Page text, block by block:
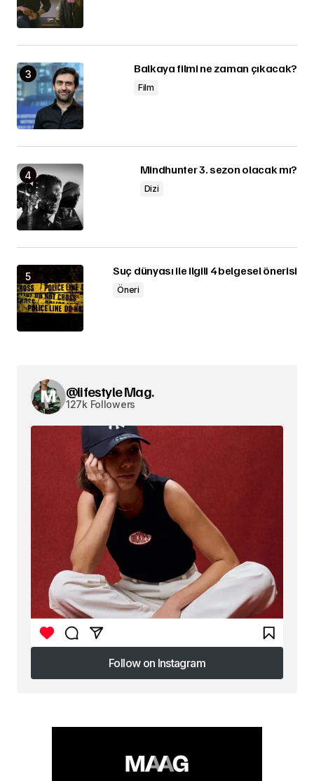
Balkaya filmi ne zaman çıkacak?
Film
Mindhunter 3. sezon olacak mı?
Dizi
Suç dünyası ile ilgili 4 belgesel önerisi
Öneri
@lifestyle Mag.
127k Followers
Follow on Instagram
Follow on Instagram